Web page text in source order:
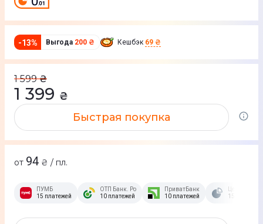
-13% Выгода 200 ₴ Кешбэк 69 ₴
1 599 ₴
1 399 ₴
Быстрая покупка
от 94 ₴ / пл.
ПУМБ
15 платежей
ОТП Банк. Розстрочка Скибочка.
10 платежей
ПриватБанк
10 платежей
15 платежей